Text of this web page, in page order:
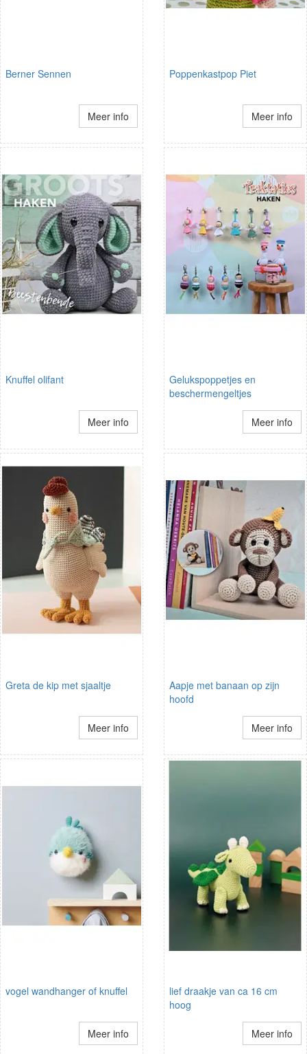
Berner Sennen
Meer info
Poppenkastpop Piet
Meer info
Knuffel olifant
Meer info
Gelukspoppetjes en
beschermengeltjes
Meer info
Greta de kip met sjaaltje
Meer info
Aapje met banaan op zijn
hoofd
Meer info
vogel wandhanger of knuffel
Meer info
lief draakje van ca 16 cm
hoog
Meer info